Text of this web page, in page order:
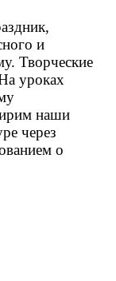
и
Творческие
уроках
наши
через
о